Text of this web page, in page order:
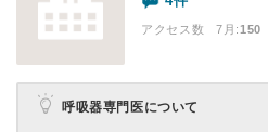
アクセス数 7月:150
呼吸器専門医について